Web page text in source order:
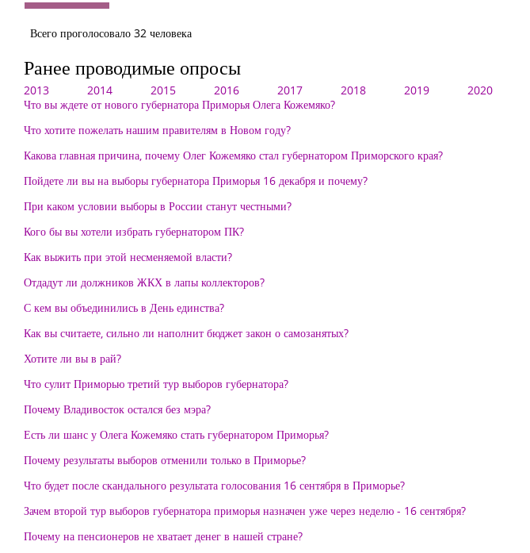
Всего проголосовало 32 человека
Ранее проводимые опросы
2013 2014 2015 2016 2017 2018 2019 2020
Что вы ждете от нового губернатора Приморья Олега Кожемяко?
Что хотите пожелать нашим правителям в Новом году?
Какова главная причина, почему Олег Кожемяко стал губернатором Приморского края?
Пойдете ли вы на выборы губернатора Приморья 16 декабря и почему?
При каком условии выборы в России станут честными?
Кого бы вы хотели избрать губернатором ПК?
Как выжить при этой несменяемой власти?
Отдадут ли должников ЖКХ в лапы коллекторов?
С кем вы объединились в День единства?
Как вы считаете, сильно ли наполнит бюджет закон о самозанятых?
Хотите ли вы в рай?
Что сулит Приморью третий тур выборов губернатора?
Почему Владивосток остался без мэра?
Есть ли шанс у Олега Кожемяко стать губернатором Приморья?
Почему результаты выборов отменили только в Приморье?
Что будет после скандального результата голосования 16 сентября в Приморье?
Зачем второй тур выборов губернатора приморья назначен уже через неделю - 16 сентября?
Почему на пенсионеров не хватает денег в нашей стране?